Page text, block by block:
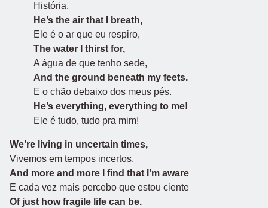
História.
He’s the air that I breath,
Ele é o ar que eu respiro,
The water I thirst for,
A água de que tenho sede,
And the ground beneath my feets.
E o chão debaixo dos meus pés.
He’s everything, everything to me!
Ele é tudo, tudo pra mim!
We’re living in uncertain times,
Vivemos em tempos incertos,
And more and more I find that I’m aware
E cada vez mais percebo que estou ciente
Of just how fragile life can be.